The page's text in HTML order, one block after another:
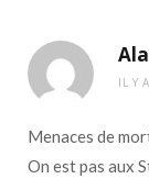
IL Y
Menaces de
On est pas aux